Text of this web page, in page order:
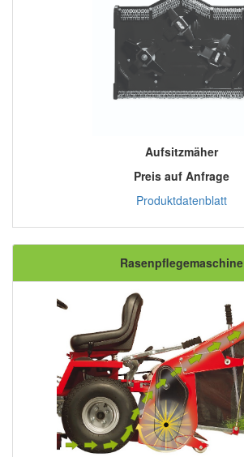
Aufsitzmäher
Preis auf Anfrage
Produktdatenblatt
Rasenpflegemaschine